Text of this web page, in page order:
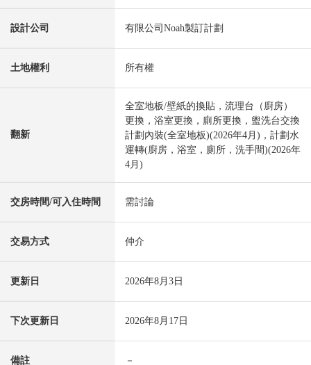
設計公司 有限公司Noah製訂計劃
土地權利 所有權
翻新
全室地板/壁紙的換貼，流理台（廚房）
更換，浴室更換，廁所更換，盥洗台交換
計劃內裝(全室地板)(2026年4月)，計劃水
運轉(廚房，浴室，廁所，洗手間)(2026年
4月)
交房時間/可入住時間 需討論
交易方式 仲介
更新日 2026年8月3日
下次更新日 2026年8月17日
備註 －